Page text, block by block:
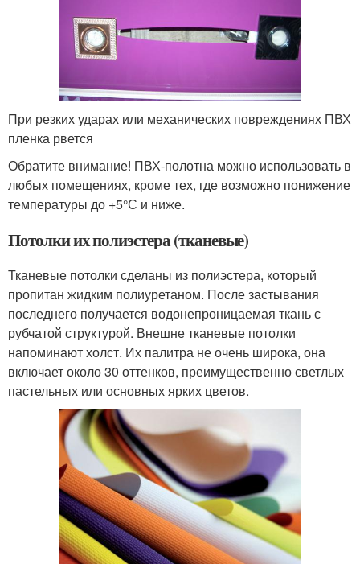
При резких ударах или механических повреждениях ПВХ
пленка рвется
Обратите внимание! ПВХ-полотна можно использовать в
любых помещениях, кроме тех, где возможно понижение
температуры до +5°С и ниже.
Потолки их полиэстера (тканевые)
Тканевые потолки сделаны из полиэстера, который
пропитан жидким полиуретаном. После застывания
последнего получается водонепроницаемая ткань с
рубчатой структурой. Внешне тканевые потолки
напоминают холст. Их палитра не очень широка, она
включает около 30 оттенков, преимущественно светлых
пастельных или основных ярких цветов.